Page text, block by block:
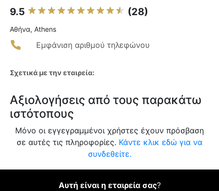
9.5 (28)
Αθήνα, Athens
Εμφάνιση αριθμού τηλεφώνου
Σχετικά με την εταιρεία:
Αξιολογήσεις από τους παρακάτω
ιστότοπους
Μόνο οι εγγεγραμμένοι χρήστες έχουν πρόσβαση
σε αυτές τις πληροφορίες. Κάντε κλικ εδώ για να
συνδεθείτε.
Αυτή είναι η εταιρεία σας?